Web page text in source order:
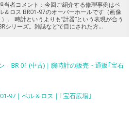
当者コメント：今回ご紹介する修理事例はベ
＆ロス BR01-97のオーバーホールです（画像
）。 時計というよりも“計器”という表現が合う
シリーズ。雑誌などで目にされた方…
– BR 01 (中古)｜腕時計の販売・通販｢宝石
97｜ベル＆ロス｜｢宝石広場｣